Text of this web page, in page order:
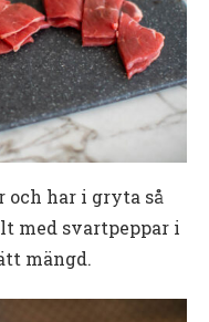
och har i gryta så
med svartpeppar i
mängd.